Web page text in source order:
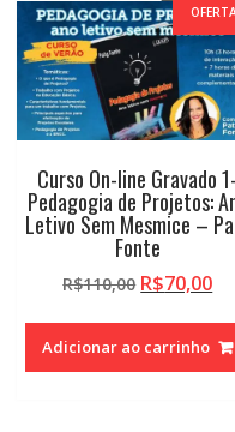
Curso On-line Gravado 1-
Pedagogia de Projetos:
Letivo Sem Mesmice –
Fonte
R$110,00 O
original
era:
R$70,00O
é:
Adicionar ao carrinho